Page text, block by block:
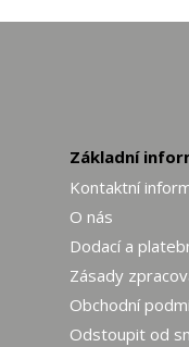
Základní
Kontaktní
O nás
Dodací a
Zásady
Obchodní
Odstoupit od